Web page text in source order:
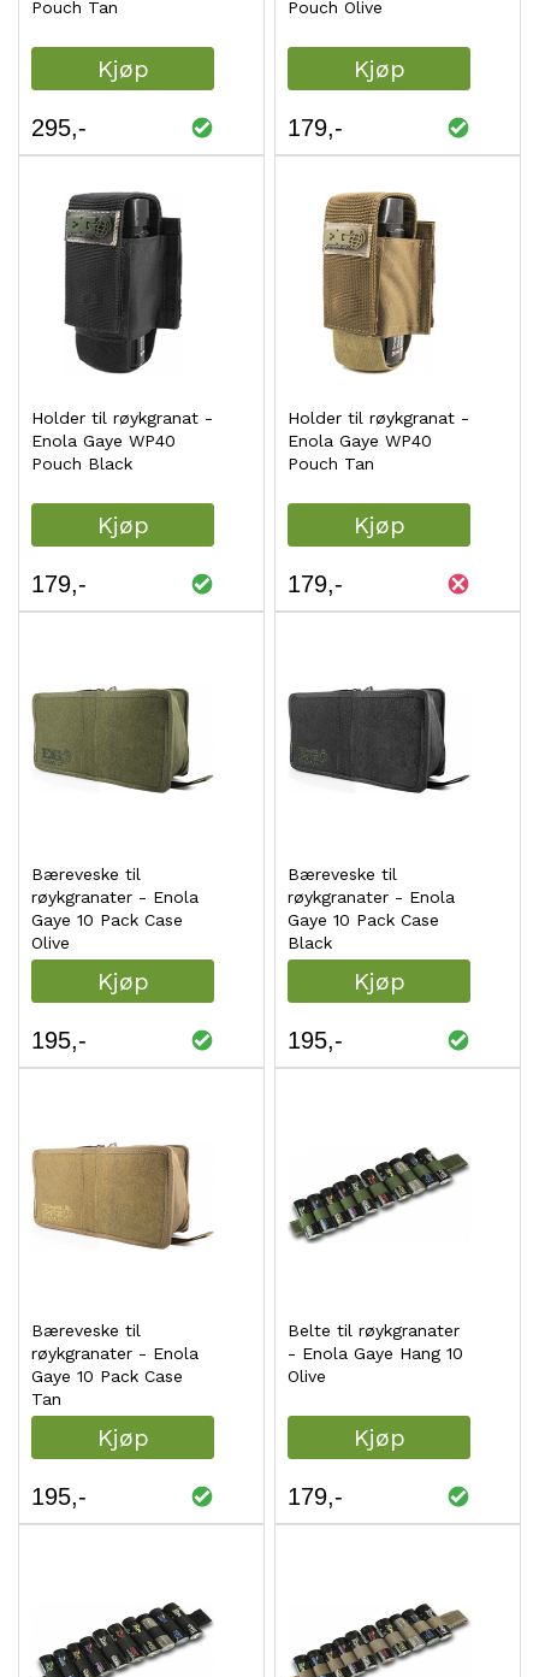
Pouch Tan
Kjøp
295
Pouch Olive
Kjøp
179
Holder til røykgranat -
Enola Gaye WP40
Pouch Black
Kjøp
179
Holder til røykgranat -
Enola Gaye WP40
Pouch Tan
Kjøp
179
Bæreveske til
røykgranater - Enola
Gaye 10 Pack Case
Olive
Kjøp
195
Bæreveske til
røykgranater - Enola
Gaye 10 Pack Case
Black
Kjøp
195
Bæreveske til
røykgranater - Enola
Gaye 10 Pack Case
Tan
Kjøp
195
Belte til røykgranater
- Enola Gaye Hang 10
Olive
Kjøp
179